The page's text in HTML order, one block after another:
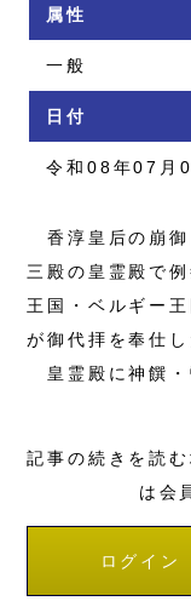
属性
一般
日付
令和08年07月
香淳皇后の崩御
三殿の皇霊殿で
王国・ベルギー
が御代拝を奉仕し
皇霊殿に神饌・
記事の続きを読
は会
ログイン